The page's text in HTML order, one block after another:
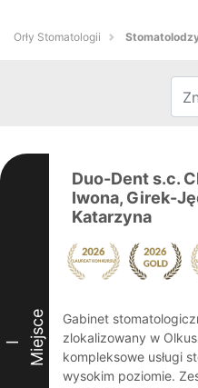
Orły Stomatologii
I Miejsce
Duo-Dent s.c.
Iwona, Girek-
Katarzyna
Gabinet
zlokalizowany w
kompleksowe usługi
wysokim poziomie.